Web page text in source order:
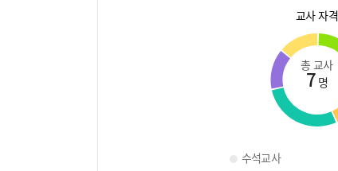
교사 자격
총 교사
7 명
수석교사